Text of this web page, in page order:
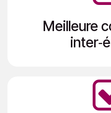
Meilleure